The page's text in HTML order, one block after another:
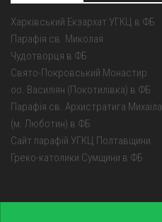
Харківський Екзархат УГКЦ в ФБ
Парафія св. Миколая
Чудотворця в ФБ
Свято-Покровський Монастир
оо. Василіян (Покотилівка) в ФБ
Парафія св. Архистратига Михаїла
(м. Люботин) в ФБ
Сайт парафій УГКЦ Полтавщини
Греко-католики Сумщини в ФБ